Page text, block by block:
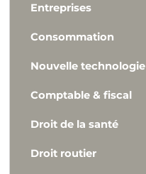
Entreprises
Consommation
Nouvelle technologie
Comptable & fiscal
Droit de la santé
Droit routier